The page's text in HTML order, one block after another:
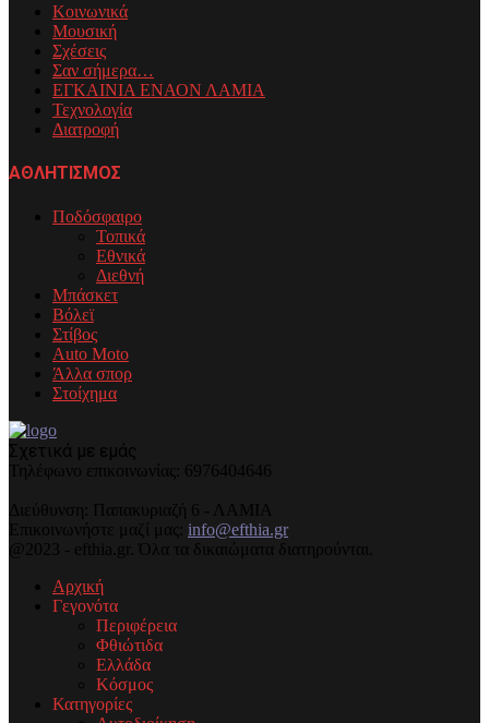
Κοινωνικά
Μουσική
Σχέσεις
Σαν σήμερα…
ΕΓΚΑΙΝΙΑ ΕΝΑΟΝ ΛΑΜΙΑ
Τεχνολογία
Διατροφή
ΑΘΛΗΤΙΣΜΟΣ
Ποδόσφαιρο
Τοπικά
Εθνικά
Διεθνή
Μπάσκετ
Βόλεϊ
Στίβος
Auto Moto
Άλλα σπορ
Στοίχημα
Σχετικά με εμάς
Τηλέφωνo επικοινωνίας: 6976404646
Διεύθυνση: Παπακυριαζή 6 - ΛΑΜΙΑ
Επικοινωνήστε μαζί μας: info@efthia.gr
@2023 - efthia.gr. Όλα τα δικαιώματα διατηρούνται.
Αρχική
Γεγονότα
Περιφέρεια
Φθιώτιδα
Ελλάδα
Κόσμος
Κατηγορίες